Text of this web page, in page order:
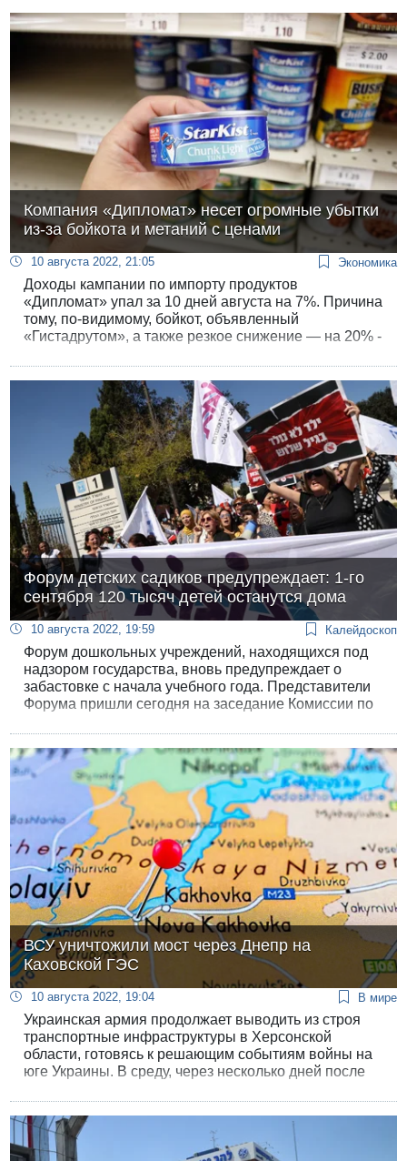
Компания «Дипломат» несет огромные убытки
из-за бойкота и метаний с ценами
10 августа 2022, 21:05 Экономика
Доходы кампании по импорту продуктов
«Дипломат» упал за 10 дней августа на 7%. Причина
тому, по-видимому, бойкот, объявленный
«Гистадрутом», а также резкое снижение — на 20% -
скидок, которой ответил «Дипломат» на критику.
Форум детских садиков предупреждает: 1-го
сентября 120 тысяч детей останутся дома
10 августа 2022, 19:59 Калейдоскоп
Форум дошкольных учреждений, находящихся под
надзором государства, вновь предупреждает о
забастовке с начала учебного года. Представители
Форума пришли сегодня на заседание Комиссии по
катастрофическом положении в садиках, 200 из
которых должны будут закрыться из-за отсутствия
персонала.
ВСУ уничтожили мост через Днепр на
Каховской ГЭС
10 августа 2022, 19:04 В мире
Украинская армия продолжает выводить из строя
транспортные инфраструктуры в Херсонской
области, готовясь к решающим событиям войны на
юге Украины. В среду, через несколько дней после
от Херсона, ракетные установки ВСУ атаковали
мост над Днепром в районе ГЭС в Новой Каховке.